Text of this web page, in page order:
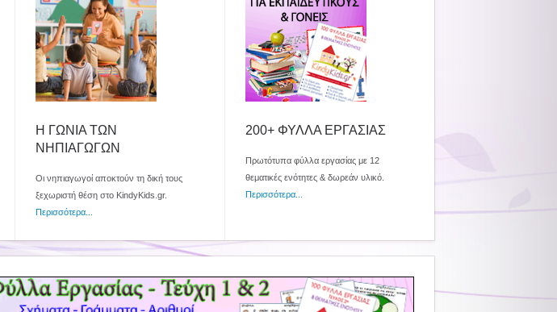
Η ΓΩΝΙΑ ΤΩΝ
ΝΗΠΙΑΓΩΓΩΝ
Οι νηπιαγωγοί αποκτούν τη δική τους
ξεχωριστή θέση στο KindyKids.gr.
Περισσότερα...
200+ ΦΥΛΛΑ ΕΡΓΑΣΙΑΣ
Πρωτότυπα φύλλα εργασίας με 12
θεματικές ενότητες & δωρεάν υλικό.
Περισσότερα...